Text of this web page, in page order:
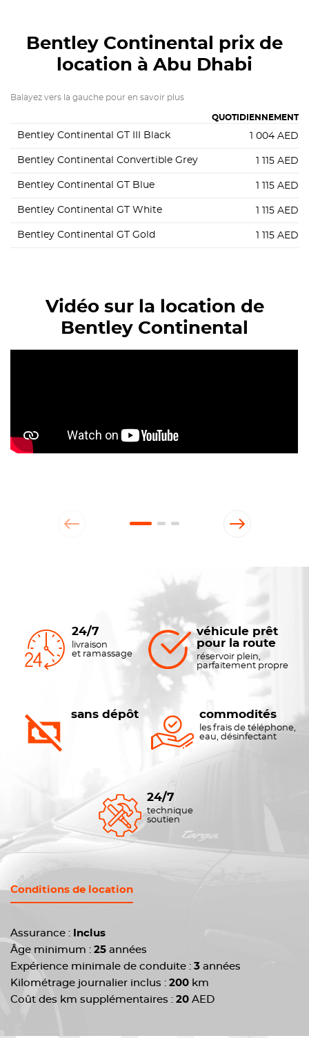
Bentley Continental
prix de
location à Abu Dhabi
Balayez vers la gauche pour en savoir plus
QUOTIDIENNEMENT
Bentley Continental GT III Black 1 004 AED
Bentley Continental Convertible Grey 1 115 AED
Bentley Continental GT Blue 1 115 AED
Bentley Continental GT White 1 115 AED
Bentley Continental GT Gold 1 115 AED
Vidéo sur la location de
Bentley Continental
24/7
livraison
et ramassage
véhicule prêt
pour la route
réservoir plein,
parfaitement propre
sans dépôt commodités
les frais de téléphone,
eau, désinfectant
24/7
technique
soutien
Conditions de location
Assurance :
Inclus
Âge minimum : 25 années
Expérience minimale de conduite : 3 années
Kilométrage journalier inclus : 200 km
Coût des km supplémentaires : 20 AED